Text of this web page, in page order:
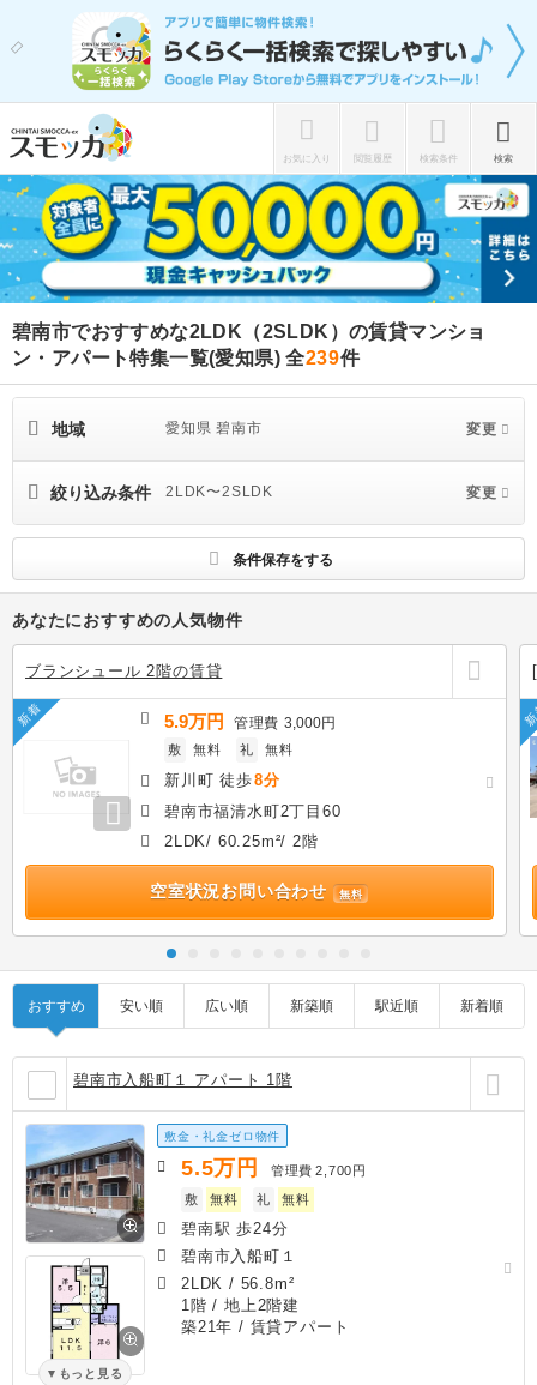
お気に入り 閲覧履歴 検索条件 検索
碧南市でおすすめな2LDK（2SLDK）の賃貸マンショ
ン・アパート特集一覧(愛知県)全239件
地域 愛知県 碧南市 変更
絞り込み条件 2LDK〜2SLDK 変更
条件保存をする
あなたにおすすめの人気物件
ブランシュール 2階の賃貸
新着 5.9万円 管理費3,000円
敷 無料 礼 無料
新川町 徒歩8分
碧南市福清水町2丁目60
2LDK/ 60.25m²/ 2階
空室状況お問い合わせ 無料
おすすめ 安い順 広い順 新築順 駅近順 新着順
碧南市入船町１ アパート 1階
もっと見る
敷金・礼金ゼロ物件
5.5万円 管理費 2,700円
敷
無料 礼 無料
碧南駅 歩24分
碧南市入船町１
2LDK / 56.8m²
1階 / 地上2階建
築21年 / 賃貸アパート